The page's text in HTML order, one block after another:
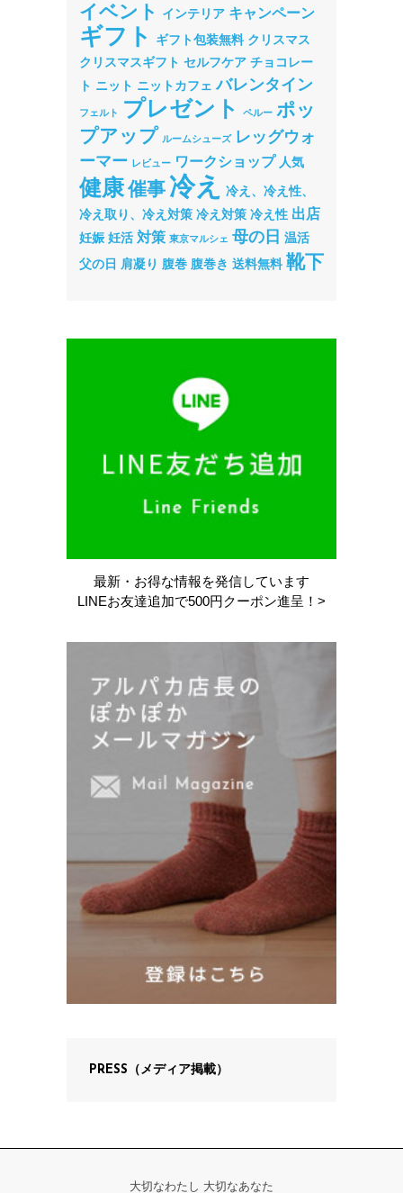
イベント インテリア キャンペーン
ギフト ギフト包装無料 クリスマス
クリスマスギフト セルフケア チョコレー
ト ニット ニットカフェ バレンタイン
フェルト プレゼント ペルー ポッ
プアップ ルームシューズ レッグウォ
ーマー レビュー ワークショップ 人気
健康催事 冷え
冷え、冷え性、
冷え取り、冷え対策 冷え対策 冷え性 出店
妊娠 妊活 対策 東京マルシェ 母の日 温活
父の日 肩凝り 腹巻 腹巻き 送料無料 靴下
最新・お得な情報を発信しています
LINEお友達追加で500円クーポン進呈！>
PRESS（メディア掲載）
大切なわたし 大切なあなた